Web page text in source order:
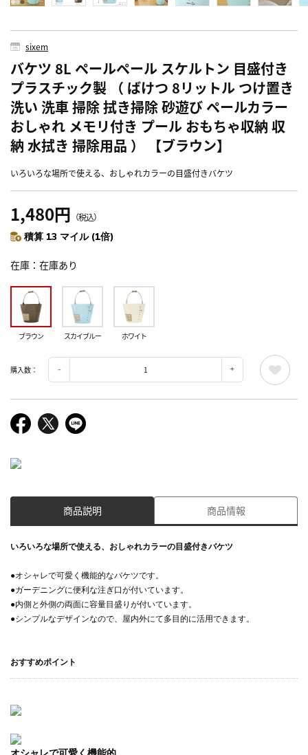
sixem
バケツ 8L ペールペール スケルトン 目盛付き
プラスチック製 （ ばけつ 8リットル つけ置き
洗い 洗車 掃除 拭き掃除 砂遊び ペールカラー
おしゃれ メモリ付き プール おもちゃ収納 収
納 水拭き 掃除用品 ） 【ブラウン】
いろいろな場所で使える、おしゃれカラーの目盛付きバケツ
1,480円 （税込）
積算 13 マイル (1倍)
在庫 在庫あり
ブラウン スカイブルー ホワイト
購入数：
商品説明 商品情報
いろいろな場所で使える、おしゃれカラーの目盛付きバケツ
●オシャレで可愛く機能的なバケツです。
●ガーデニングに便利な注ぎ口が付いています。
●内側と外側の両面に容量目盛りが付いています。
●シンプルなデザインなので、屋内外にて多目的に活用できます。
おすすめポイント
オシャレで可愛く機能的